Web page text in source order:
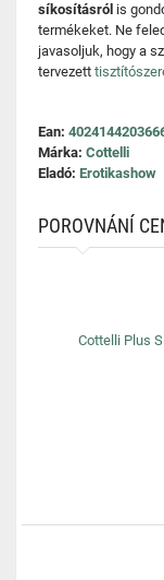
síkosításról is
termékeket. Ne
javasoljuk, hogy a
tervezett
Ean:
Márka: Cottelli
Eladó: Erotikashow
POROVNÁNÍ
Cottelli Plus